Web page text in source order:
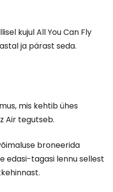
kujul All You Can Fly
ja pärast seda.
mis kehtib ühes
Air tegutseb.
broneerida
edasi-tagasi lennu sellest